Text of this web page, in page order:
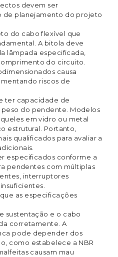
devem ser
de planejamento do projeto
do cabo flexível que
A bitola deve
lâmpada especificada,
do circuito.
causa
riscos de
ter capacidade de
do pendente. Modelos
em vidro ou metal
estrutural. Portanto,
qualificados para avaliar a
especificados conforme a
pendentes com múltiplas
interruptores
as especificações
sustentação e o cabo
corretamente. A
pode depender dos
como estabelece a NBR
causam mau